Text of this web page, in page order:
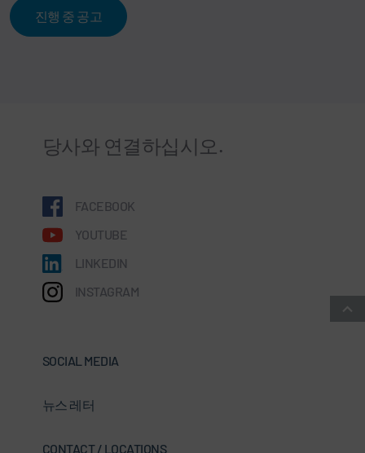
진행 중 공고
당사와 연결하십시오.
FACEBOOK
YOUTUBE
LINKEDIN
INSTAGRAM
SOCIAL MEDIA
뉴스 레터
CONTACT / LOCATIONS